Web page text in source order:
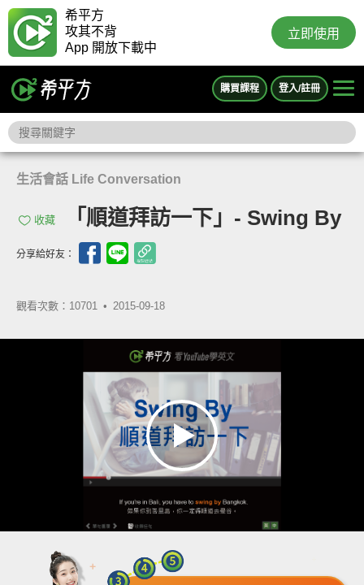
希平方
攻其不背
App 開放下載中
立即使用
購買課程 登入/註冊
生活會話 Life Conversation
收藏 「順道拜訪一下」- Swing By
分享給好友：
觀看次數：10701 • 2015-09-18